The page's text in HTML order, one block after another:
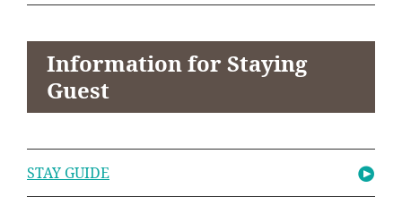
Information for Staying
Guest
STAY GUIDE